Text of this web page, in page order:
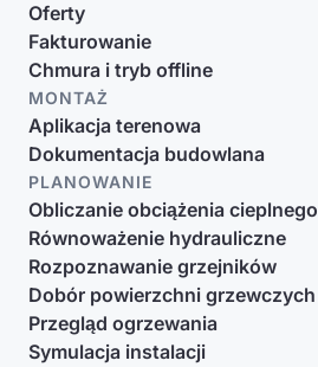
Oferty
Fakturowanie
Chmura i tryb offline
MONTAŻ
Aplikacja terenowa
Dokumentacja budowlana
PLANOWANIE
Obliczanie obciążenia cieplnego
Równoważenie hydrauliczne
Rozpoznawanie grzejników
Dobór powierzchni grzewczych
Przegląd ogrzewania
Symulacja instalacji